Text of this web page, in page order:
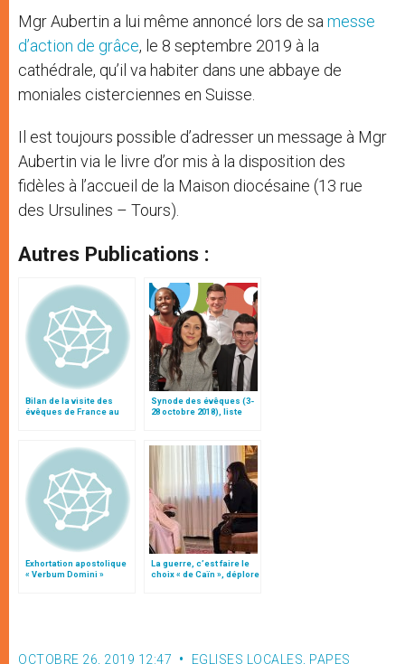
Mgr Aubertin a lui même annoncé lors de sa messe
d’action de grâce, le 8 septembre 2019 à la
cathédrale, qu’il va habiter dans une abbaye de
moniales cisterciennes en Suisse.
Il est toujours possible d’adresser un message à Mgr
Aubertin via le livre d’or mis à la disposition des
fidèles à l’accueil de la Maison diocésaine (13 rue
des Ursulines – Tours).
Autres Publications :
Bilan de la visite des
évêques de France au
Synode des évêques (3-
28 octobre 2018), liste
Exhortation apostolique
« Verbum Domini »
La guerre, c’est faire le
choix « de Caïn », déplore
OCTOBRE 26, 2019 12:47 EGLISES LOCALES PAPES